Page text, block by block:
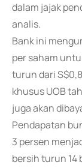
dalam jajak
analis.
Bank ini
per saham
turun dari
khusus UOB
juga akan
Pendapatan
3 persen
bersih turun 14